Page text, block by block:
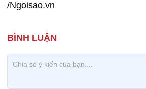
/Ngoisao.vn